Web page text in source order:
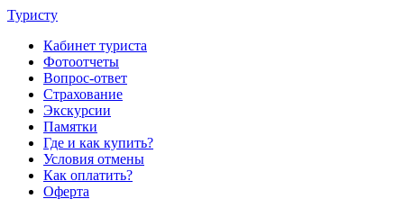
Туристу
Кабинет туриста
Фотоотчеты
Вопрос-ответ
Страхование
Экскурсии
Памятки
Где и как купить?
Условия отмены
Как оплатить?
Оферта